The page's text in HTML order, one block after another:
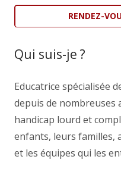
RENDEZ-
Qui suis-je ?
Educatrice spécialisée
depuis de nombreuses
handicap lourd et
enfants, leurs familles,
et les équipes qui les